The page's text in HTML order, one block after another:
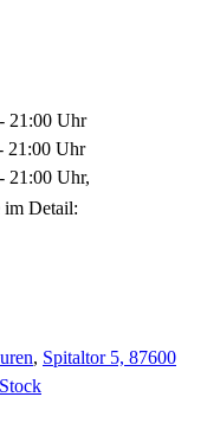
21:00 Uhr
21:00 Uhr
21:00 Uhr,
im Detail:
, Spitaltor 5, 87600